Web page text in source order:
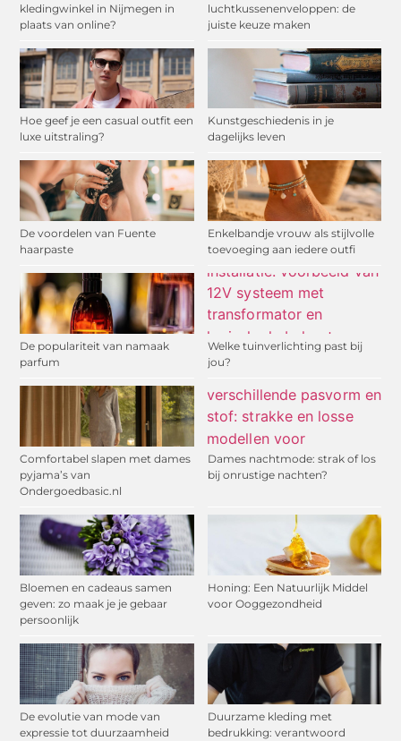
kledingwinkel in Nijmegen in
plaats van online?
luchtkussenenveloppen: de
juiste keuze maken
Hoe geef je een casual outfit een
luxe uitstraling?
Kunstgeschiedenis in je
dagelijks leven
De voordelen van Fuente
haarpaste
Enkelbandje vrouw als stijlvolle
toevoeging aan iedere outfi
De populariteit van namaak
parfum
Welke tuinverlichting past bij
jou?
Comfortabel slapen met dames
pyjama’s van
Ondergoedbasic.nl
Dames nachtmode: strak of los
bij onrustige nachten?
Bloemen en cadeaus samen
geven: zo maak je je gebaar
persoonlijk
Honing: Een Natuurlijk Middel
voor Ooggezondheid
De evolutie van mode van
expressie tot duurzaamheid
Duurzame kleding met
bedrukking: verantwoord